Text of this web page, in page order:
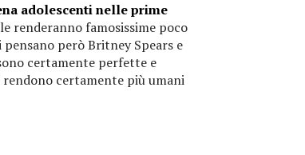
adolescenti nelle prime
renderanno famosissime poco
però Britney Spears e
certamente perfette e
certamente più umani